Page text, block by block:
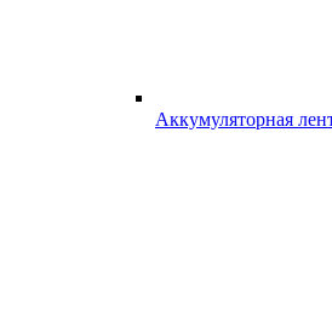
Аккумуляторная